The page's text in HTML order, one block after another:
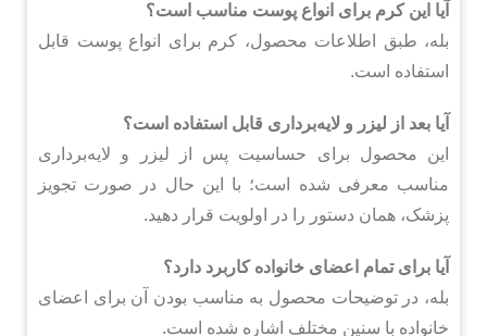
آیا این کرم برای انواع پوست مناسب است؟
بله، طبق اطلاعات محصول، کرم برای انواع پوست قابل
استفاده است.
آیا بعد از لیزر و لایه‌برداری قابل استفاده است؟
این محصول برای حساسیت پس از لیزر و لایه‌برداری
مناسب معرفی شده است؛ با این حال در صورت تجویز
پزشک، همان دستور را در اولویت قرار دهید.
آیا برای تمام اعضای خانواده کاربرد دارد؟
بله، در توضیحات محصول به مناسب بودن آن برای اعضای
خانواده با سنین مختلف اشاره شده است.